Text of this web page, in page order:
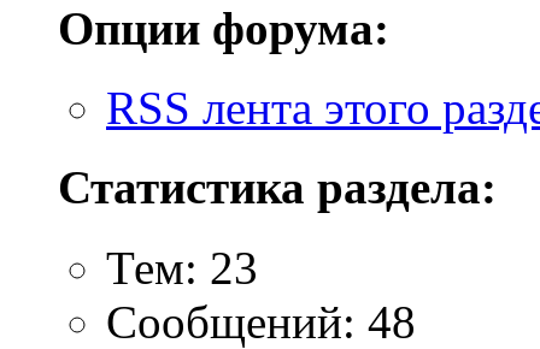
Опции форума:
RSS лента этого
Статистика раздела:
Тем: 23
Сообщений: 48